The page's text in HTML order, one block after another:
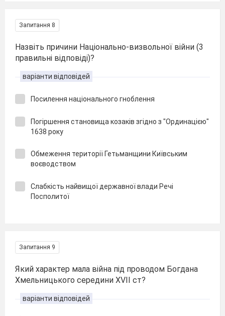
Запитання 8
Назвіть причини Національно-визвольної війни (3
правильні відповіді)?
варіанти відповідей
Посилення національного гноблення
Погіршення становища козаків згідно з "Ординацією"
1638 року
Обмеження території Гетьманщини Київським
воєводством
Слабкість найвищої державної влади Речі
Посполитої
Запитання 9
Який характер мала війна під проводом Богдана
Хмельницького середини XVII ст?
варіанти відповідей